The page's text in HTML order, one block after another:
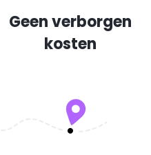
Geen verborgen
kosten